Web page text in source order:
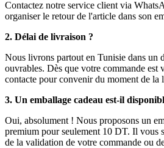
Contactez notre service client via
organiser le retour de l'article dans son
2. Délai de livraison ?
Nous livrons partout en Tunisie dans un
ouvrables. Dès que votre commande est
contacte pour convenir du moment de la
3. Un emballage cadeau est-il
Oui, absolument ! Nous proposons un
premium pour seulement 10 DT. Il vous
de la validation de votre commande ou